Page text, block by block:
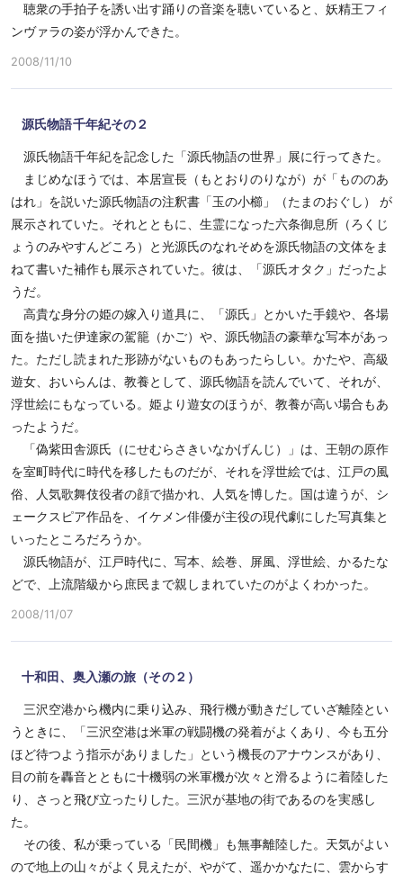
聴衆の手拍子を誘い出す踊りの音楽を聴いていると、妖精王フィ
ンヴァラの姿が浮かんできた。
2008/11/10
源氏物語千年紀その２
源氏物語千年紀を記念した「源氏物語の世界」展に行ってきた。
まじめなほうでは、本居宣長（もとおりのりなが）が「もののあ
はれ」を説いた源氏物語の注釈書「玉の小櫛」（たまのおぐし） が
展示されていた。それとともに、生霊になった六条御息所（ろくじ
ょうのみやすんどころ）と光源氏のなれそめを源氏物語の文体をま
ねて書いた補作も展示されていた。彼は、「源氏オタク」だったよ
うだ。
高貴な身分の姫の嫁入り道具に、「源氏」とかいた手鏡や、各場
面を描いた伊達家の駕籠（かご）や、源氏物語の豪華な写本があっ
た。ただし読まれた形跡がないものもあったらしい。かたや、高級
遊女、おいらんは、教養として、源氏物語を読んでいて、それが、
浮世絵にもなっている。姫より遊女のほうが、教養が高い場合もあ
ったようだ。
「偽紫田舎源氏（にせむらさきいなかげんじ）」は、王朝の原作
を室町時代に時代を移したものだが、それを浮世絵では、江戸の風
俗、人気歌舞伎役者の顔で描かれ、人気を博した。国は違うが、シ
ェークスピア作品を、イケメン俳優が主役の現代劇にした写真集と
いったところだろうか。
源氏物語が、江戸時代に、写本、絵巻、屏風、浮世絵、かるたな
どで、上流階級から庶民まで親しまれていたのがよくわかった。
2008/11/07
十和田、奥入瀬の旅（その２）
三沢空港から機内に乗り込み、飛行機が動きだしていざ離陸とい
うときに、「三沢空港は米軍の戦闘機の発着がよくあり、今も五分
ほど待つよう指示がありました」という機長のアナウンスがあり、
目の前を轟音とともに十機弱の米軍機が次々と滑るように着陸した
り、さっと飛び立ったりした。三沢が基地の街であるのを実感し
た。
その後、私が乗っている「民間機」も無事離陸した。天気がよい
ので地上の山々がよく見えたが、やがて、遥かかなたに、雲からす